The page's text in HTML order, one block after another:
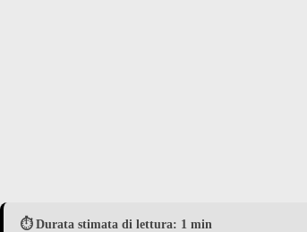
⏱️ Durata stimata di lettura: 1 min